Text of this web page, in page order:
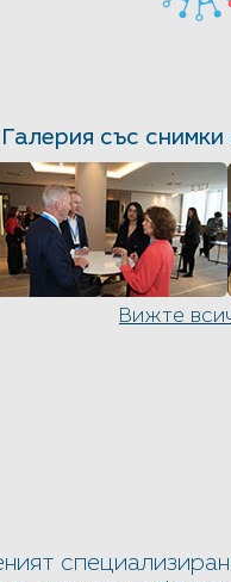
Галерия със
Вижте